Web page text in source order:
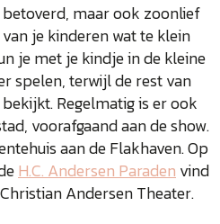
maar ook zoonlief
je kinderen wat te klein
je met je kindje in de kleine
spelen, terwijl de rest van
Regelmatig is er ook
voorafgaand aan de show.
aan de Flakhaven. Op
H.C. Andersen Paraden vind
Andersen Theater.